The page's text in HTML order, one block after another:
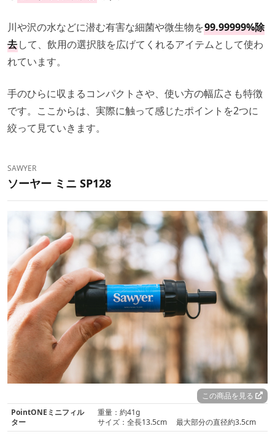
川や沢の水などに潜む有害な細菌や微生物を99.99999%除
去して、飲用の選択肢を広げてくれるアイテムとして使わ
れています。
手のひらに収まるコンパクトさや、使い方の幅広さも特徴
です。ここからは、実際に触って感じたポイントを2つに
絞って見ていきます。
SAWYER
ソーヤー ミニ SP128
この商品を見る
PointONEミニフィル
ター
重量：約41g
サイズ：全長13.5cm 最大部分の直径約3.5cm